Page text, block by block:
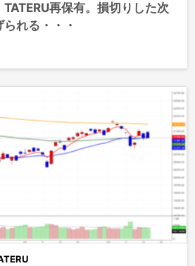
再保有。損切りした次
れる・・・